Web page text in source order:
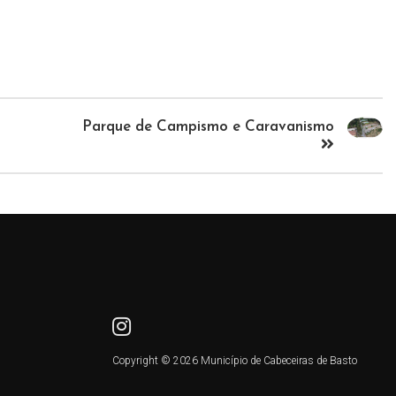
Parque de Campismo e Caravanismo
Copyright © 2026 Município de Cabeceiras de Basto